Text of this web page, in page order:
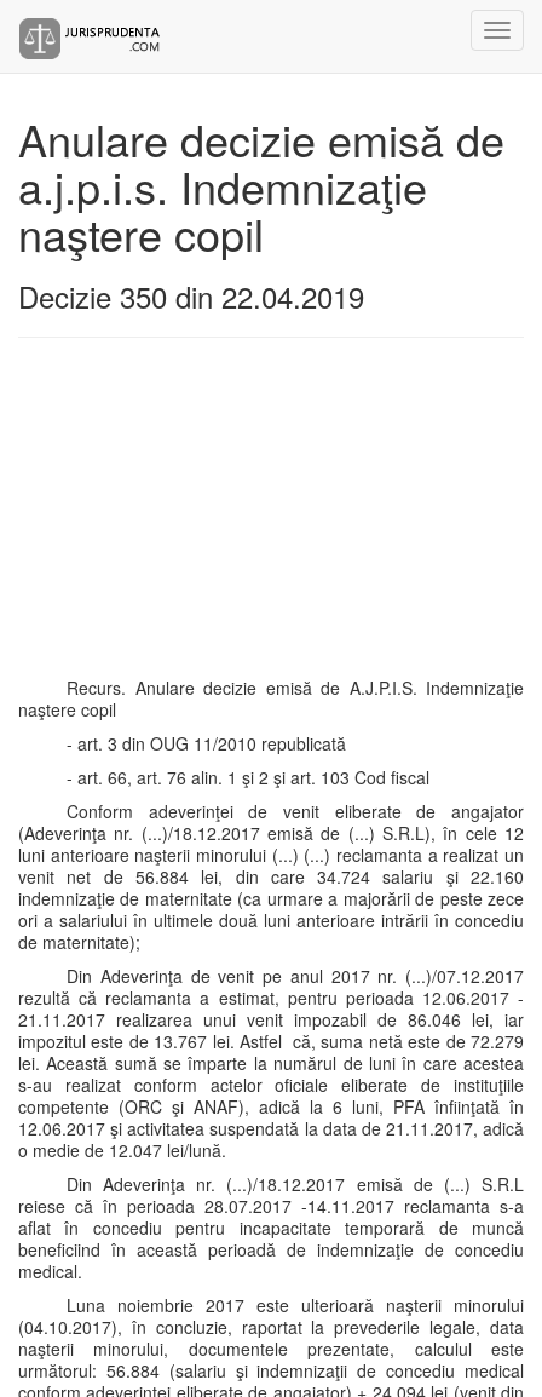
Anulare decizie emisă de
a.j.p.i.s. Indemnizaţie
naştere copil
Decizie 350 din 22.04.2019
Recurs. Anulare decizie emisă de A.J.P.I.S. Indemnizaţie
naştere copil
- art. 3 din OUG 11/2010 republicată
- art. 66, art. 76 alin. 1 şi 2 şi art. 103 Cod fiscal
Conform adeverinţei de venit eliberate de angajator
(Adeverinţa nr. (...)/18.12.2017 emisă de (...) S.R.L), în cele 12
luni anterioare naşterii minorului (...) (...) reclamanta a realizat un
venit net de 56.884 lei, din care 34.724 salariu şi 22.160
indemnizaţie de maternitate (ca urmare a majorării de peste zece
ori a salariului în ultimele două luni anterioare intrării în concediu
de maternitate);
Din Adeverinţa de venit pe anul 2017 nr. (...)/07.12.2017
rezultă că reclamanta a estimat, pentru perioada 12.06.2017 -
21.11.2017 realizarea unui venit impozabil de 86.046 lei, iar
impozitul este de 13.767 lei. Astfel că, suma netă este de 72.279
lei. Această sumă se împarte la numărul de luni în care acestea
s-au realizat conform actelor oficiale eliberate de instituţiile
competente (ORC şi ANAF), adică la 6 luni, PFA înfiinţată în
12.06.2017 şi activitatea suspendată la data de 21.11.2017, adică
o medie de 12.047 lei/lună.
Din Adeverinţa nr. (...)/18.12.2017 emisă de (...) S.R.L
reiese că în perioada 28.07.2017 -14.11.2017 reclamanta s-a
aflat în concediu pentru incapacitate temporară de muncă
beneficiind în această perioadă de indemnizaţie de concediu
medical.
Luna noiembrie 2017 este ulterioară naşterii minorului
(04.10.2017), în concluzie, raportat la prevederile legale, data
naşterii minorului, documentele prezentate, calculul este
următorul: 56.884 (salariu şi indemnizaţii de concediu medical
conform adeverinţei eliberate de angajator) + 24.094 lei (venit din